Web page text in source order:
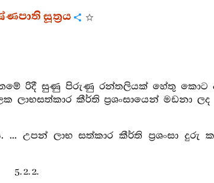
සූත්‍රය
රිදී සුණු පිරුණු රන්තලියක් හේතු කොට ද
කීර්ති ප්‍රශංසායෙන් මඩනා
... උපන් ලාභ සත්කාර කීර්ති ප්‍රශංසා
5. 2. 2.